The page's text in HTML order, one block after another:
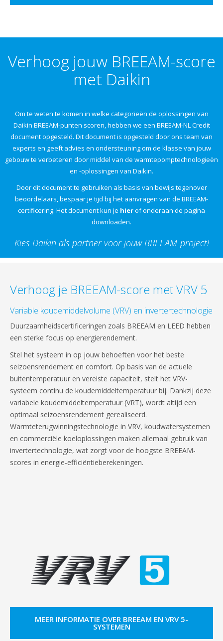
Verhoog jouw BREEAM-score
met Daikin
Om te weten te komen in welke categorieën de oplossingen van
Daikin BREEAM-punten scoren, hebben we een BREEAM-NL Credit
document opgesteld. Dit document is opgesteld door ons team van
experts en geeft advies en ondersteuning om de klasse van jouw
gebouw te verbeteren door middel van de warmtepomptechnologieën
en -oplossingen van Daikin.
Door dit document te gebruiken als basis van bewijs tegenover
beoordelaars, bespaar je tijd bij het aanvragen van de BREEAM-
certificering. Het document kun je hierof onderaan de pagina
downloaden.
Kies Daikin als partner voor jouw BREEAM-project!
Verhoog je BREEAM-score met VRV 5
Variable koudemiddelvolume (VRV) en invertertechnologie
Duurzaamheidscertificeringen zoals BREEAM en LEED hebben
een sterke focus op energierendement.
Stel het systeem in op jouw behoeften voor het beste
seizoensrendement en comfort. Op basis van de actuele
buitentemperatuur en vereiste capaciteit, stelt het VRV-
systeem continu de koudemiddeltemperatuur bij. Dankzij deze
variabele koudemiddeltemperatuur (VRT), wordt altijd een
optimaal seizoensrendement gerealiseerd.
Warmteterugwinningstechnologie in VRV, koudwatersystemen
en commerciële koeloplossingen maken allemaal gebruik van
invertertechnologie, wat zorgt voor de hoogste BREEAM-
scores in energie-efficiëntieberekeningen.
MEER INFORMATIE OVER BREEAM EN VRV 5-
SYSTEMEN